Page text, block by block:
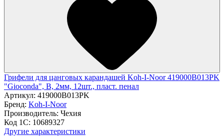
Грифели для цанговых карандашей Koh-I-Noor 419000B013PK
"Gioconda", B, 2мм, 12шт., пласт. пенал
Артикул: 419000B013PK
Бренд: Koh-I-Noor
Производитель: Чехия
Код 1С: 10689327
Другие характеристики